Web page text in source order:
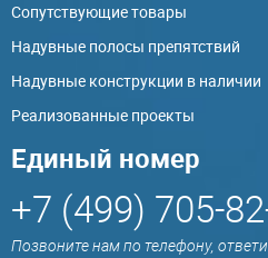
Сопутствующие товары
Надувные полосы препятствий
Надувные конструкции в наличии
Реализованные проекты
Единый номер
+7 (499) 705-
Позвоните нам по телефону,